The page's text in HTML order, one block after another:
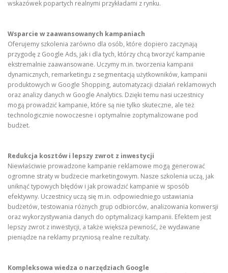
wskazówek popartych realnymi przykładami z rynku.
Wsparcie w zaawansowanych kampaniach
Oferujemy szkolenia zarówno dla osób, które dopiero zaczynają
przygodę z Google Ads, jak i dla tych, którzy chcą tworzyć kampanie
ekstremalnie zaawansowane. Uczymy m.in. tworzenia kampanii
dynamicznych, remarketingu z segmentacją użytkowników, kampanii
produktowych w Google Shopping, automatyzacji działań reklamowych
oraz analizy danych w Google Analytics. Dzięki temu nasi uczestnicy
mogą prowadzić kampanie, które są nie tylko skuteczne, ale też
technologicznie nowoczesne i optymalnie zoptymalizowane pod
budżet.
Redukcja kosztów i lepszy zwrot z inwestycji
Niewłaściwie prowadzone kampanie reklamowe mogą generować
ogromne straty w budżecie marketingowym. Nasze szkolenia uczą, jak
uniknąć typowych błędów i jak prowadzić kampanie w sposób
efektywny. Uczestnicy uczą się m.in. odpowiedniego ustawiania
budżetów, testowania różnych grup odbiorców, analizowania konwersji
oraz wykorzystywania danych do optymalizacji kampanii. Efektem jest
lepszy zwrot z inwestycji, a także większa pewność, że wydawane
pieniądze na reklamy przyniosą realne rezultaty.
Kompleksowa wiedza o narzędziach Google